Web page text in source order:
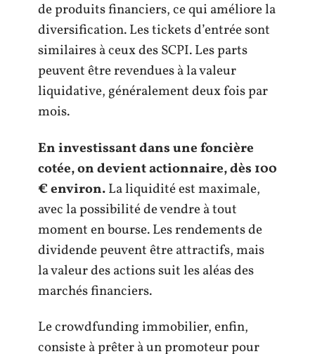
de produits financiers, ce qui améliore la
diversification. Les tickets d’entrée sont
similaires à ceux des SCPI. Les parts
peuvent être revendues à la valeur
liquidative, généralement deux fois par
mois.
En investissant dans une foncière
cotée, on devient actionnaire, dès 100
€ environ.La liquidité est maximale,
avec la possibilité de vendre à tout
moment en bourse. Les rendements de
dividende peuvent être attractifs, mais
la valeur des actions suit les aléas des
marchés financiers.
Le crowdfunding immobilier, enfin,
consiste à prêter à un promoteur pour